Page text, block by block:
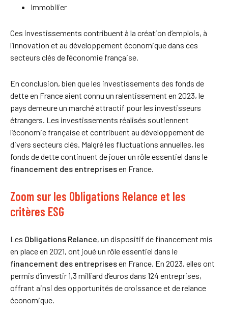
Immobilier
Ces investissements contribuent à la création d’emplois, à
l’innovation et au développement économique dans ces
secteurs clés de l’économie française.
En conclusion, bien que les investissements des fonds de
dette en France aient connu un ralentissement en 2023, le
pays demeure un marché attractif pour les investisseurs
étrangers. Les investissements réalisés soutiennent
l’économie française et contribuent au développement de
divers secteurs clés. Malgré les fluctuations annuelles, les
fonds de dette continuent de jouer un rôle essentiel dans le
financement des entreprisesen France.
Zoom sur les Obligations Relance et les
critères ESG
Les Obligations Relance, un dispositif de financement mis
en place en 2021, ont joué un rôle essentiel dans le
financement des entreprisesen France. En 2023, elles ont
permis d’investir 1,3 milliard d’euros dans 124 entreprises,
offrant ainsi des opportunités de croissance et de relance
économique.